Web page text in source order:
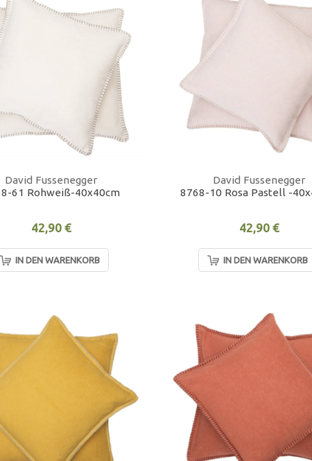
David Fussenegger
61 Rohweiß-40x40cm
42,90 €
IN DEN WARENKORB
David Fussenegger
8768-10 Rosa Pastell -
42,90 €
IN DEN WARENKORB